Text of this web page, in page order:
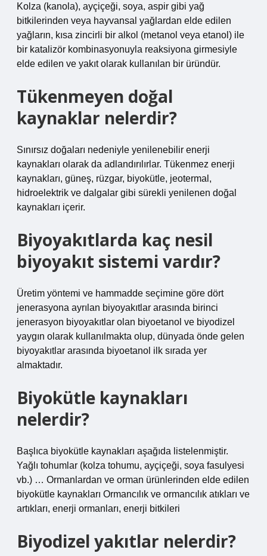
Kolza (kanola), ayçiçeği, soya, aspir gibi yağ
bitkilerinden veya hayvansal yağlardan elde edilen
yağların, kısa zincirli bir alkol (metanol veya etanol) ile
bir katalizör kombinasyonuyla reaksiyona girmesiyle
elde edilen ve yakıt olarak kullanılan bir üründür.
Tükenmeyen doğal
kaynaklar nelerdir?
Sınırsız doğaları nedeniyle yenilenebilir enerji
kaynakları olarak da adlandırılırlar. Tükenmez enerji
kaynakları, güneş, rüzgar, biyokütle, jeotermal,
hidroelektrik ve dalgalar gibi sürekli yenilenen doğal
kaynakları içerir.
Biyoyakıtlarda kaç nesil
biyoyakıt sistemi vardır?
Üretim yöntemi ve hammadde seçimine göre dört
jenerasyona ayrılan biyoyakıtlar arasında birinci
jenerasyon biyoyakıtlar olan biyoetanol ve biyodizel
yaygın olarak kullanılmakta olup, dünyada önde gelen
biyoyakıtlar arasında biyoetanol ilk sırada yer
almaktadır.
Biyokütle kaynakları
nelerdir?
Başlıca biyokütle kaynakları aşağıda listelenmiştir.
Yağlı tohumlar (kolza tohumu, ayçiçeği, soya fasulyesi
vb.) … Ormanlardan ve orman ürünlerinden elde edilen
biyokütle kaynakları Ormancılık ve ormancılık atıkları ve
artıkları, enerji ormanları, enerji bitkileri
Biyodizel yakıtlar nelerdir?